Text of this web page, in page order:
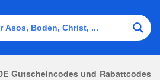
Gutscheincodes und Rabattcodes